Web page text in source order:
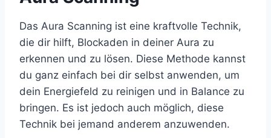
Das Aura Scanning ist eine kraftvolle Technik,
die dir hilft, Blockaden in deiner Aura zu
erkennen und zu lösen. Diese Methode kannst
du ganz einfach bei dir selbst anwenden, um
dein Energiefeld zu reinigen und in Balance zu
bringen. Es ist jedoch auch möglich, diese
Technik bei jemand anderem anzuwenden.